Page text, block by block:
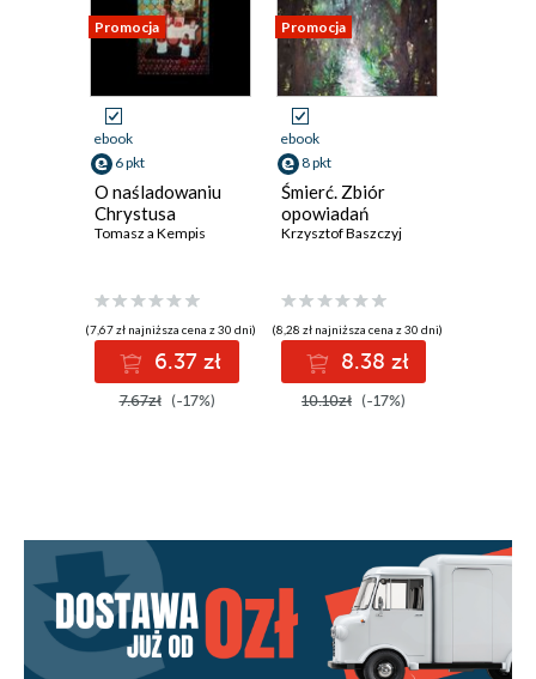
Promocja
ebook
6 pkt
O naśladowaniu
Chrystusa
Tomasz a Kempis
(7,67 zł najniższa cena z 30 dni)
6.37 zł
7.67zł (-17%)
Promocja
ebook
8 pkt
Śmierć. Zbiór
opowiadań
Krzysztof Baszczyj
(8,28 zł najniższa cena z 30 dni)
8.38 zł
10.10zł (-17%)